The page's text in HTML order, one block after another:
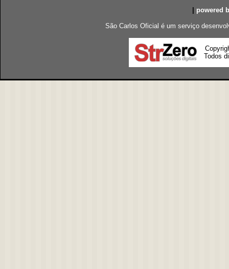
powered
São Carlos Oficial é um serviço
Todos